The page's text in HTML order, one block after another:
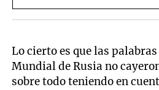
Lo cierto es que las
Mundial de Rusia no
sobre todo teniendo en